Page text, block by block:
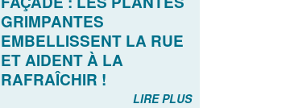
GRIMPANTES
EMBELLISSENT LA RUE
ET AIDENT À LA
RAFRAÎCHIR !
LIRE PLUS